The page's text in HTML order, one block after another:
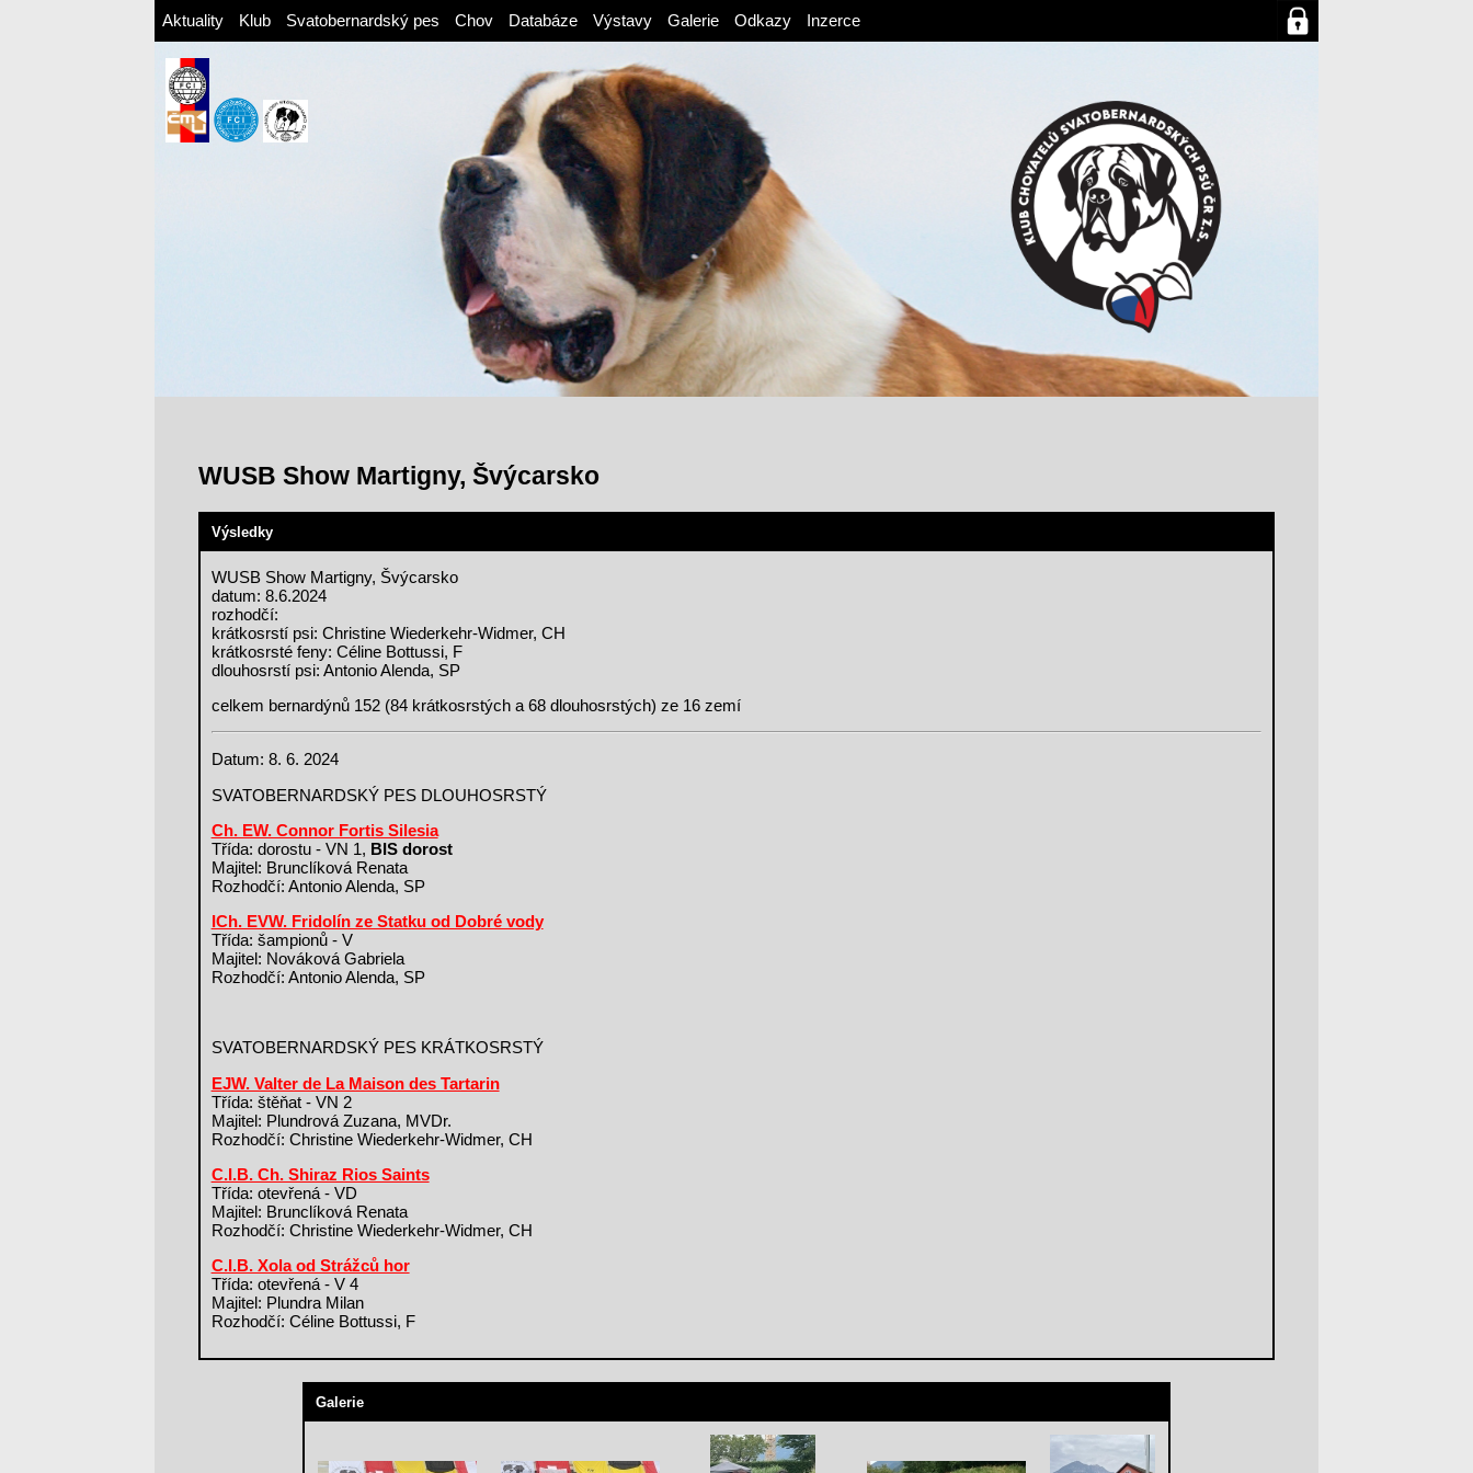
Aktuality Klub Svatobernardský pes Chov Databáze Výstavy Galerie Odkazy Inzerce
WUSB Show Martigny, Švýcarsko
Výsledky
WUSB Show Martigny, Švýcarsko
datum: 8.6.2024
rozhodčí:
krátkosrstí psi: Christine Wiederkehr-Widmer, CH
krátkosrsté feny: Céline Bottussi, F
dlouhosrstí psi: Antonio Alenda, SP
celkem bernardýnů 152 (84 krátkosrstých a 68 dlouhosrstých) ze 16 zemí
Datum: 8. 6. 2024
SVATOBERNARDSKÝ PES DLOUHOSRSTÝ
Ch. EW. Connor Fortis Silesia
Třída: dorostu - VN 1, BIS dorost
Majitel: Brunclíková Renata
Rozhodčí: Antonio Alenda, SP
ICh. EVW. Fridolín ze Statku od Dobré vody
Třída: šampionů - V
Majitel: Nováková Gabriela
Rozhodčí: Antonio Alenda, SP
SVATOBERNARDSKÝ PES KRÁTKOSRSTÝ
EJW. Valter de La Maison des Tartarin
Třída: štěňat - VN 2
Majitel: Plundrová Zuzana, MVDr.
Rozhodčí: Christine Wiederkehr-Widmer, CH
C.I.B. Ch. Shiraz Rios Saints
Třída: otevřená - VD
Majitel: Brunclíková Renata
Rozhodčí: Christine Wiederkehr-Widmer, CH
C.I.B. Xola od Strážců hor
Třída: otevřená - V 4
Majitel: Plundra Milan
Rozhodčí: Céline Bottussi, F
Galerie